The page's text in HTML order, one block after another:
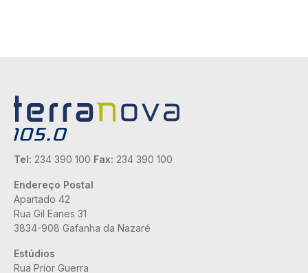
Tel: 234 390 100 Fax: 234 390 100
Endereço Postal
Apartado 42
Rua Gil Eanes 31
3834-908 Gafanha da Nazaré
Estúdios
Rua Prior Guerra